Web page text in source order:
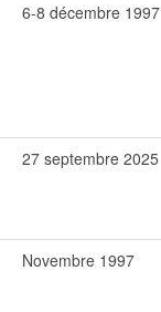
6-8 décembre 1997
27 septembre 2025
Novembre 1997